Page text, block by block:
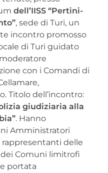
dell’IISS “Pertini-
, sede di Turi, un
incontro promosso
di Turi guidato
con i Comandi di
Titolo dell’incontro:
giudiziaria alla
. Hanno
Amministratori
rappresentanti delle
dei Comuni limitrofi
portata